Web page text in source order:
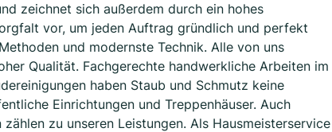
zeichnet sich außerdem durch ein hohes
vor, um jeden Auftrag gründlich und perfekt
und modernste Technik. Alle von uns
Qualität. Fachgerechte handwerkliche Arbeiten im
haben Staub und Schmutz keine
Einrichtungen und Treppenhäuser. Auch
zu unseren Leistungen. Als Hausmeisterservice